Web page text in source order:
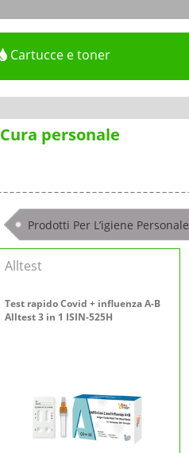
Cartucce e toner
Cura personale
Prodotti Per L’igiene Personale
Alltest
Test rapido Covid + influenza A-B
Alltest 3 in 1 ISIN-525H